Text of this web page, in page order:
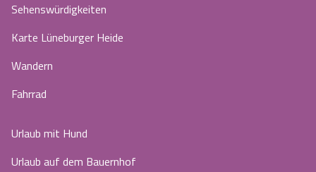
Sehenswürdigkeiten
Karte Lüneburger Heide
Wandern
Fahrrad
Urlaub mit Hund
Urlaub auf dem Bauernhof